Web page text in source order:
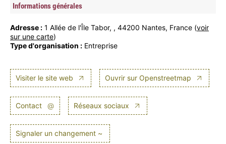
Informations générales
Adresse : 1 Allée de l'Île Tabor, , 44200 Nantes, France (voir
sur une carte)
Type d'organisation : Entreprise
Visiter le site web Ouvrir sur Openstreetmap
Contact @ Réseaux sociaux
Signaler un changement ~